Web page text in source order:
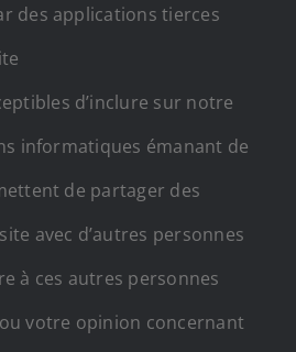
des applications tierces
d’inclure sur notre
informatiques émanant de
de partager des
avec d’autres personnes
à ces autres personnes
votre opinion concernant